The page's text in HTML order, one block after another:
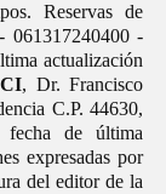
Reservas de
-
actualización
, Dr. Francisco
C.P. 44630,
fecha de última
expresadas por
del editor de la